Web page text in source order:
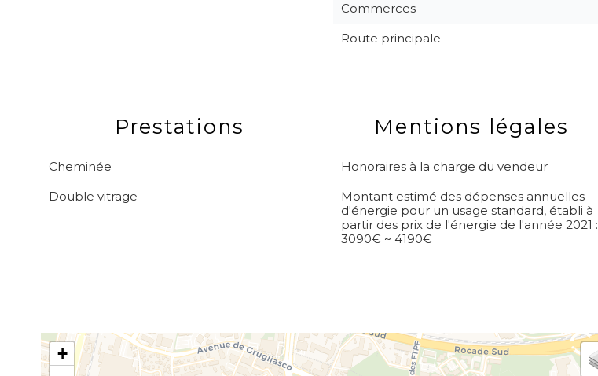
Commerces
Route principale
Prestations
Cheminée
Double vitrage
Mentions légales
Honoraires à la charge du vendeur
Montant estimé des dépenses annuelles
d'énergie pour un usage standard, établi à
partir des prix de l'énergie de l'année 2021 :
3090€ ~ 4190€
+